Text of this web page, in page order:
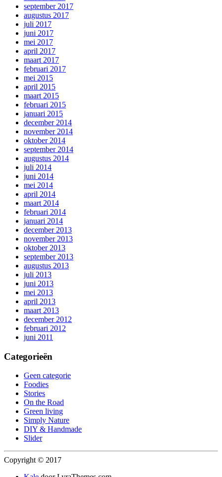
september 2017
augustus 2017
juli 2017
juni 2017
mei 2017
april 2017
maart 2017
februari 2017
mei 2015
april 2015
maart 2015
februari 2015
januari 2015
december 2014
november 2014
oktober 2014
september 2014
augustus 2014
juli 2014
juni 2014
mei 2014
april 2014
maart 2014
februari 2014
januari 2014
december 2013
november 2013
oktober 2013
september 2013
augustus 2013
juli 2013
juni 2013
mei 2013
april 2013
maart 2013
december 2012
februari 2012
juni 2011
Categorieën
Geen categorie
Foodies
Stories
On the Road
Green living
Simply Nature
DIY & Handmade
Slider
Copyright © 2017